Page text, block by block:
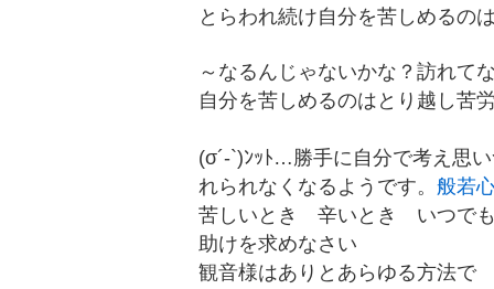
とらわれ続け自分を苦しめるの
～なるんじゃないかな？訪れて
自分を苦しめるのはとり越し
(σ´-`)ﾝｯﾄ…勝手に自分で考え思
れられなくなるようです。 般若
苦しいとき 辛いとき いつで
助けを求めなさい
観音様はありとあらゆる方法